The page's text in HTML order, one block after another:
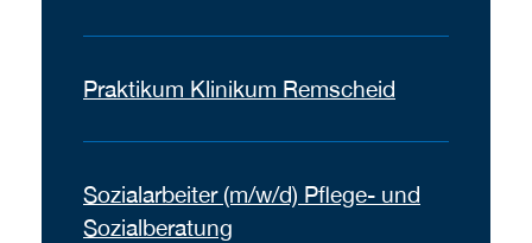
Praktikum Klinikum Remscheid
Sozialarbeiter (m/w/d) Pflege- und
Sozialberatung